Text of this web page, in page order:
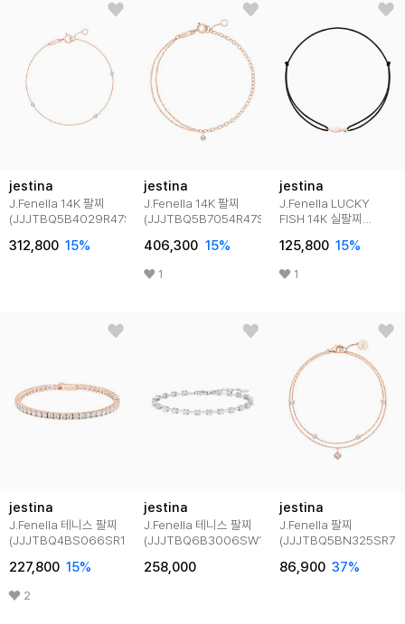
jestina
J.Fenella 14K 팔찌
(JJJTBQ5B4029R47S0)
312,800 15%
jestina
J.Fenella 14K 팔찌
(JJJTBQ5B7054R47S0)
406,300 15%
1
jestina
J.Fenella LUCKY
FISH 14K 실팔찌
125,800 15%
1
jestina
J.Fenella 테니스 팔찌
(JJJTBQ4BS066SR170)
227,800 15%
2
jestina
J.Fenella 테니스 팔찌
(JJJTBQ6B3006SW190)
258,000
jestina
J.Fenella 팔찌
86,900 37%